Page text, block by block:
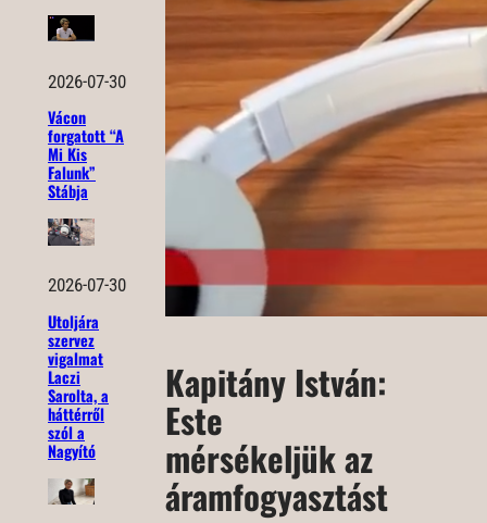
2026-07-30
Vácon
forgatott “A
Mi Kis
Falunk”
Stábja
2026-07-30
Utoljára
szervez
vigalmat
Laczi
Sarolta, a
háttérről
szól a
Nagyító
Kapitány István:
Este
mérsékeljük az
áramfogyasztást